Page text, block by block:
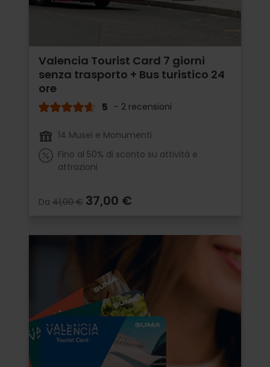
Valencia Tourist Card 7 giorni
senza trasporto + Bus turistico 24
ore
5 - 2 recensioni
14 Musei e Monumenti
Fino al 50% di sconto su attività e
attrazioni
Da 41,00 € 37,00 €